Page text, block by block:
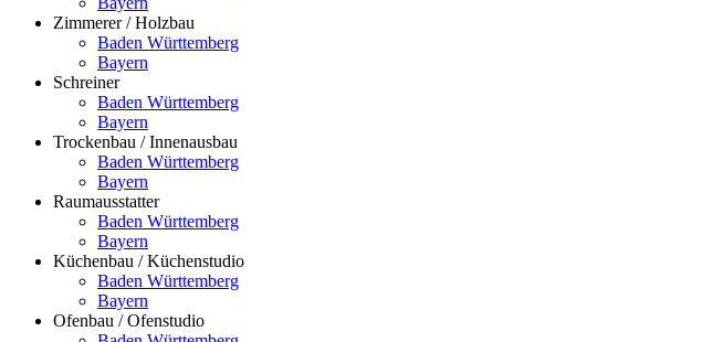
Zimmerer / Holzbau
Baden Württemberg
Bayern
Schreiner
Baden Württemberg
Bayern
Trockenbau / Innenausbau
Baden Württemberg
Bayern
Raumausstatter
Baden Württemberg
Bayern
Küchenbau / Küchenstudio
Baden Württemberg
Bayern
Ofenbau / Ofenstudio